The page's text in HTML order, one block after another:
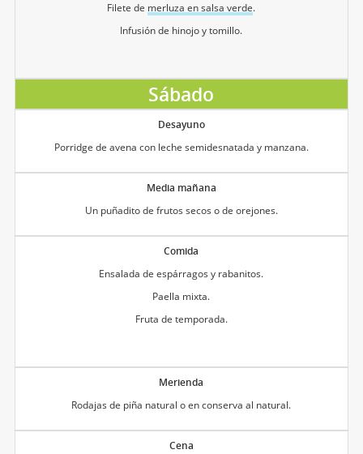
Filete de merluza en salsa verde.
Infusión de hinojo y tomillo.
Sábado
Desayuno
Porridge de avena con leche semidesnatada y manzana.
Media mañana
Un puñadito de frutos secos o de orejones.
Comida
Ensalada de espárragos y rabanitos.
Paella mixta.
Fruta de temporada.
Merienda
Rodajas de piña natural o en conserva al natural.
Cena